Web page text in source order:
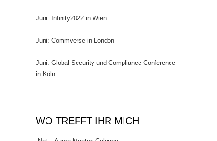
Juni: Infinity2022 in Wien
Juni: Commverse in London
Juni: Global Security und Compliance Conference
in Köln
WO TREFFT IHR MICH